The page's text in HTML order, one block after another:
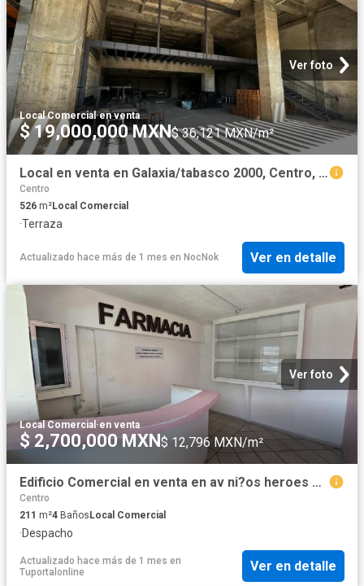
Ver foto
Local Comercial·en venta
$ 19,000,000 MXN$ 36,121 MXN/m²
Local en venta en Galaxia/tabasco 2000, Centro, Tabasco
Centro
526 m²Local Comercial
·Terraza
Actualizado hace más de 1 mes en NocNok Ver en detalle
Ver foto
Local Comercial ·en venta
$ 2,700,000 MXN$ 12,796 MXN/m²
Edificio Comercial en venta en av ni?os heroes col atasta
Centro
211 m²4 BañosLocal Comercial
·Despacho
Actualizado hace más de 1 mes en
Tuportalonline
Ver en detalle